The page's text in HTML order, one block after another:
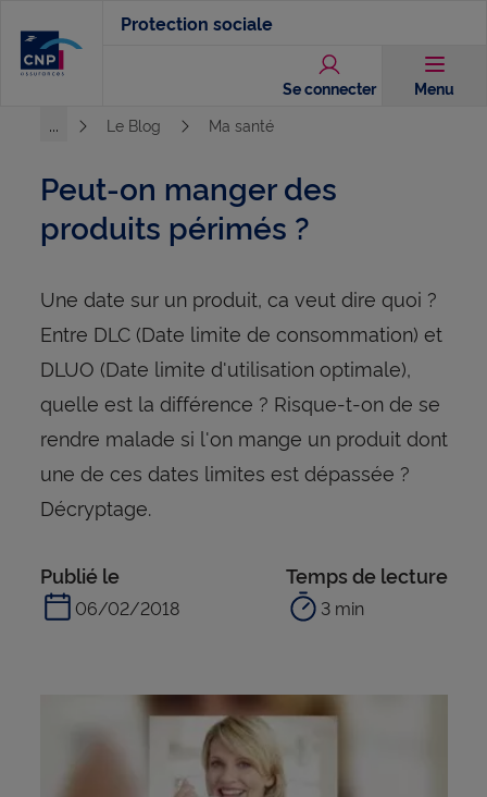
contenu
Protection sociale
Se connecter Menu
...
Le Blog Ma santé
Peut-on manger des
produits périmés ?
Une date sur un produit, ca veut dire quoi ?
Entre DLC (Date limite de consommation) et
DLUO (Date limite d'utilisation optimale),
quelle est la différence ? Risque-t-on de se
rendre malade si l'on mange un produit dont
une de ces dates limites est dépassée ?
Décryptage.
Publié le
06/02/2018
Temps de lecture
3 min